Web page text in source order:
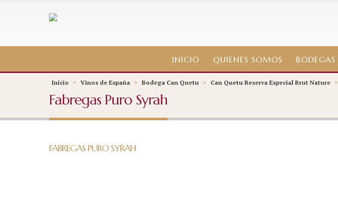
INICIO QUIENES SOMOS BODEGAS
Inicio > Vinos de España > Bodega Can Quetu > Can Quetu Reserva Especial Brut Nature >
Fabregas Puro Syrah
FABREGAS PURO SYRAH